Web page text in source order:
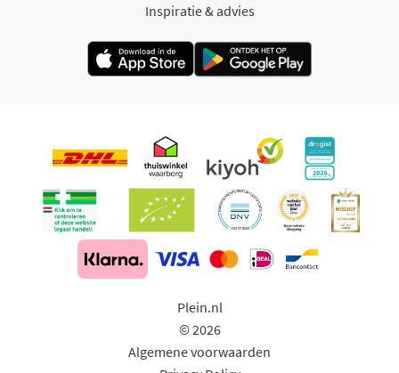
Inspiratie & advies
Plein.nl
© 2026
Algemene voorwaarden